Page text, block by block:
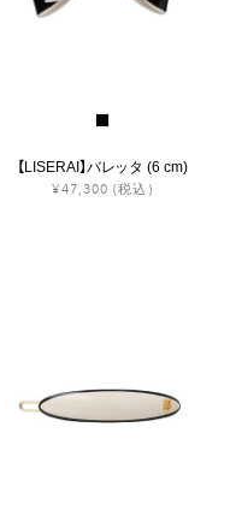
【LISERAI】バレッタ (6 cm)
¥47,300 (税込)